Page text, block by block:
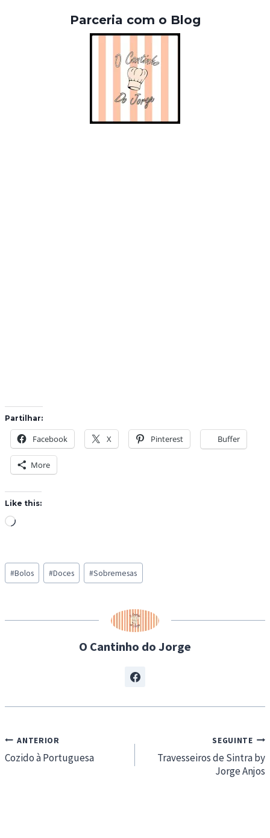
Parceria com o Blog
Partilhar:
Facebook X Pinterest Buffer
More
Like this:
L
d
i
g
Post
Tags:
#Bolos #Doces #Sobremesas
O Cantinho do Jorge
Navegação
de
ANTERIOR
Cozido à Portuguesa
SEGUINTE
Travesseiros de Sintra by
Jorge Anjos